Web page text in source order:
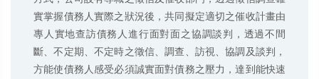
實掌握債務人實際之狀況後，共同擬定適切之催收計畫由
專人實地查訪債務人進行面對面之協調談判，透過不間
斷、不定期、不定時之徵信、調查、訪視、協調及談判，
方能使債務人感受必須誠實面對債務之壓力，達到能快速